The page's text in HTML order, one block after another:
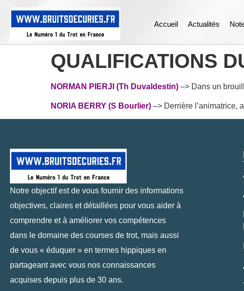
Accueil Actualités
QUALIFICATIONS
NORMAN PIERJI (Th Duvaldestin) –> Dans un
NORIA BERRY (S Bourlier) –> Derrière l’animatrice,
Notre objectif est de vous fournir des informations
objectives, claires et détaillées pour vous aider à
comprendre et à améliorer vos compétences
dans le domaine des courses de trot, mais aussi
de vous « éduquer » en termes hippiques en
partageant avec vous nos connaissances
acquises depuis plus de 30 ans.